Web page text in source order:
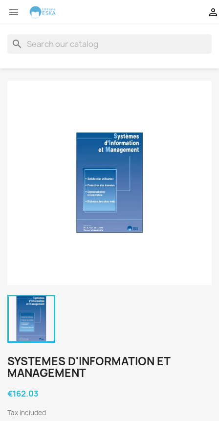
 
search
SYSTEMES D'INFORMATION ET
MANAGEMENT
€162.03
Tax included